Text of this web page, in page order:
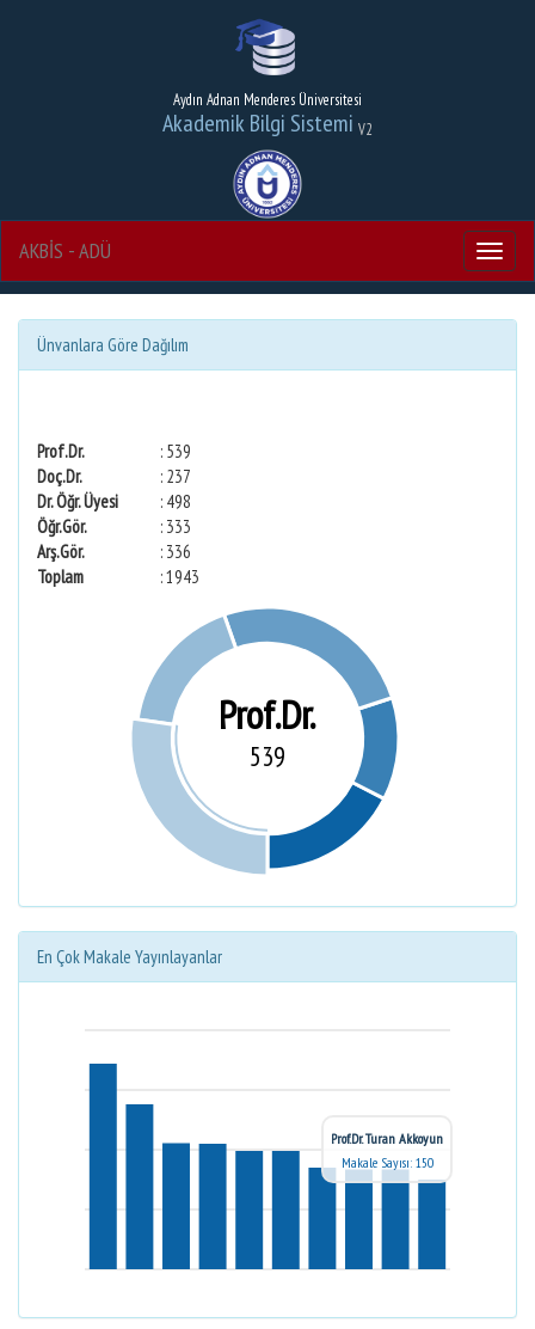
Aydın Adnan Menderes Üniversitesi
Akademik Bilgi Sistemi V2
Menu
AKBİS - ADÜ
Ünvanlara Göre Dağılım
Prof.Dr.
: 539
Doç.Dr.
: 237
Dr. Öğr. Üyesi
: 498
Öğr.Gör.
: 333
Arş.Gör.
: 336
Toplam
: 1943
Prof.Dr.
539
En Çok Makale Yayınlayanlar
Prof.Dr. Turan Akkoyun
Makale Sayısı: 150